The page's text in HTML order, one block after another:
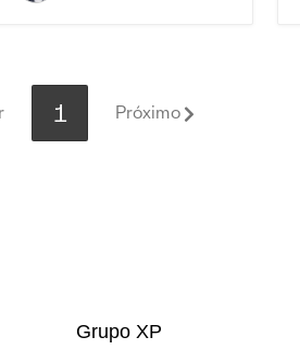
1 Próximo
Grupo XP